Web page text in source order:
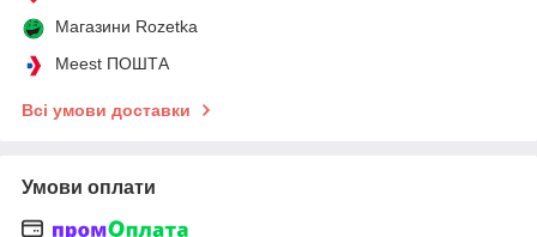
Магазини Rozetka
Meest ПОШТА
Всі умови доставки
Умови оплати